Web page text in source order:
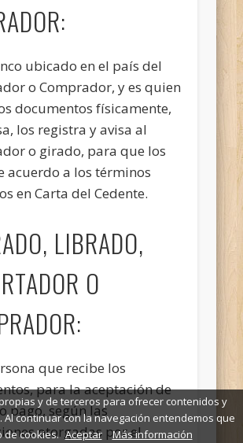
ubicado en el país del
o Comprador, y es quien
documentos físicamente,
los registra y avisa al
o girado, para que los
acuerdo a los términos
en Carta del Cedente.
LIBRADO,
O
que recibe los
para la aceptación de
pago, según las
otorgadas por el
y de terceros para ofrecer contenidos y
continuar con la navegación entendemos que
de cookies. Aceptar Más información